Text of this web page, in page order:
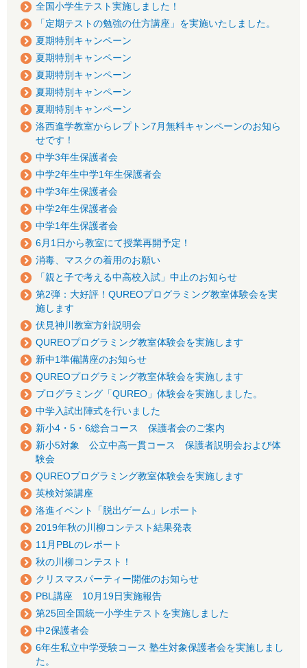
全国小学生テスト実施しました！
「定期テストの勉強の仕方講座」を実施いたしました。
夏期特別キャンペーン
夏期特別キャンペーン
夏期特別キャンペーン
夏期特別キャンペーン
夏期特別キャンペーン
洛西進学教室からレプトン7月無料キャンペーンのお知ら
せです！
中学3年生保護者会
中学2年生中学1年生保護者会
中学3年生保護者会
中学2年生保護者会
中学1年生保護者会
6月1日から教室にて授業再開予定！
消毒、マスクの着用のお願い
「親と子で考える中高校入試」中止のお知らせ
第2弾：大好評！QUREOプログラミング教室体験会を実
施します
伏見神川教室方針説明会
QUREOプログラミング教室体験会を実施します
新中1準備講座のお知らせ
QUREOプログラミング教室体験会を実施します
プログラミング「QUREO」体験会を実施しました。
中学入試出陣式を行いました
新小4・5・6総合コース 保護者会のご案内
新小5対象 公立中高一貫コース 保護者説明会および体
験会
QUREOプログラミング教室体験会を実施します
英検対策講座
洛進イベント「脱出ゲーム」レポート
2019年秋の川柳コンテスト結果発表
11月PBLのレポート
秋の川柳コンテスト！
クリスマスパーティー開催のお知らせ
PBL講座 10月19日実施報告
第25回全国統一小学生テストを実施しました
中2保護者会
6年生私立中学受験コース 塾生対象保護者会を実施しまし
た。